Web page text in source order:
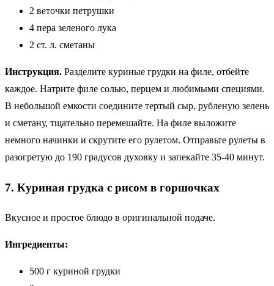
2 веточки петрушки
4 пера зеленого лука
2 ст. л. сметаны
Инструкция. Разделите куриные грудки на филе, отбейте
каждое. Натрите филе солью, перцем и любимыми специями.
В небольшой емкости соедините тертый сыр, рубленую зелень
и сметану, тщательно перемешайте. На филе выложите
немного начинки и скрутите его рулетом. Отправьте рулеты в
разогретую до 190 градусов духовку и запекайте 35-40 минут.
7. Куриная грудка с рисом в горшочках
Вкусное и простое блюдо в оригинальной подаче.
Ингредиенты:
500 г куриной грудки